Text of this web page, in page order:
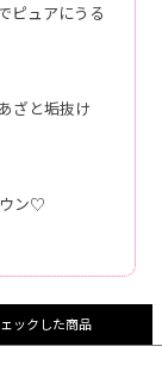
ピュアにうる
ざと垢抜け
ン♡
ックした商品